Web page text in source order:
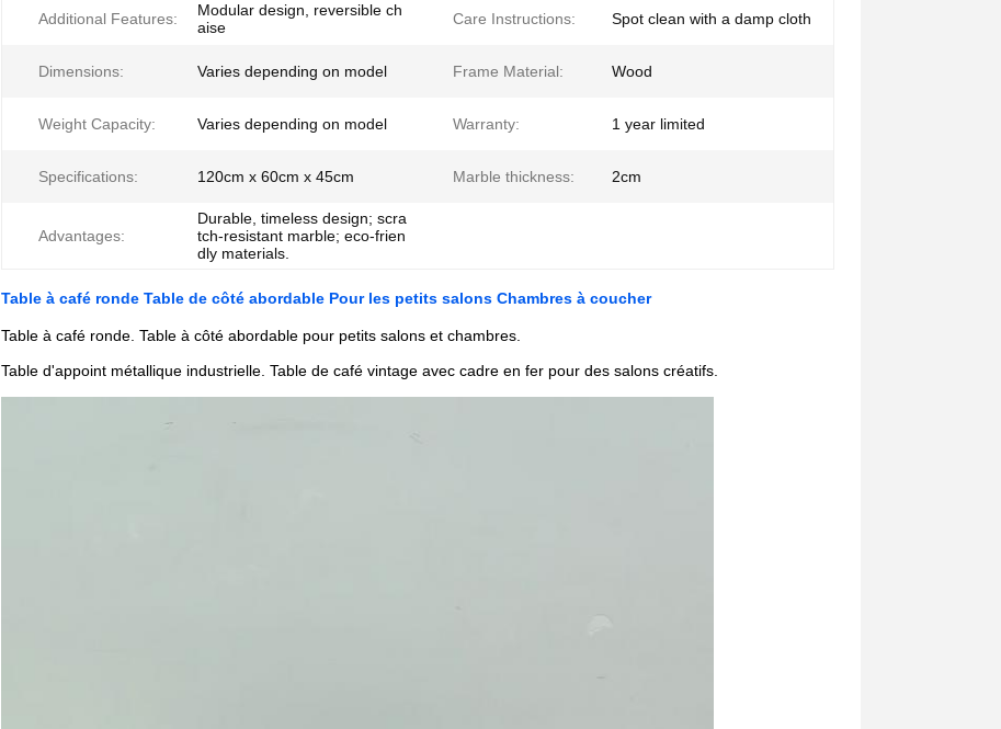
Additional Features:
Modular design, reversible ch
aise
Care Instructions: Spot clean with a damp cloth
Dimensions: Varies depending on model Frame Material: Wood
Weight Capacity: Varies depending on model Warranty: 1 year limited
Specifications: 120cm x 60cm x 45cm Marble thickness: 2cm
Advantages:
Durable, timeless design; scra
tch-resistant marble; eco-frien
dly materials.
Table à café ronde Table de côté abordable Pour les petits salons Chambres à coucher
Table à café ronde. Table à côté abordable pour petits salons et chambres.
Table d'appoint métallique industrielle. Table de café vintage avec cadre en fer pour des salons créatifs.